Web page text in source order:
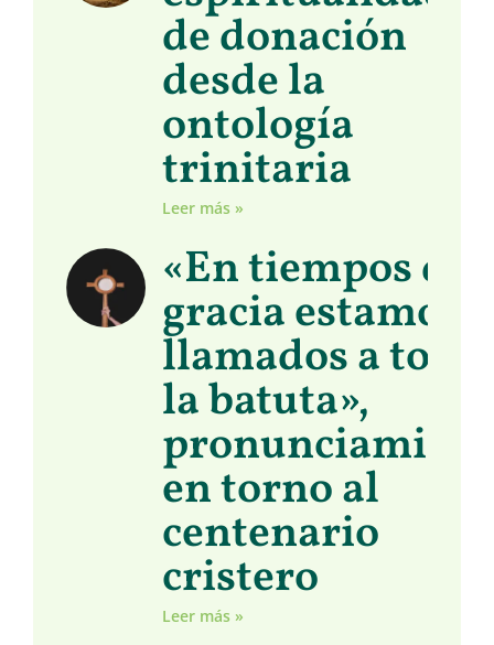
de donación
desde la
ontología
trinitaria
Leer más »
«En tiempos de
gracia estamos
llamados a
la batuta»,
en torno al
centenario
cristero
Leer más »